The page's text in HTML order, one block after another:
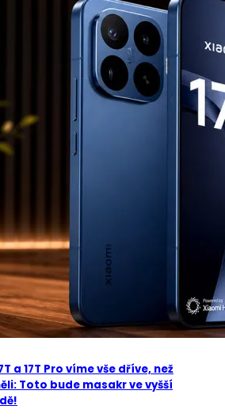
a 17T Pro víme vše dříve, než
Toto bude masakr ve vyšší